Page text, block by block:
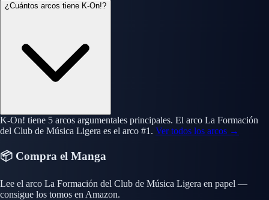
¿Cuántos arcos tiene K-On!?
K-On! tiene 5 arcos argumentales principales. El arco La Formación
del Club de Música Ligera es el arco #1. Ver todos los arcos →
📦 Compra el Manga
Lee el arco La Formación del Club de Música Ligera en papel —
consigue los tomos en Amazon.